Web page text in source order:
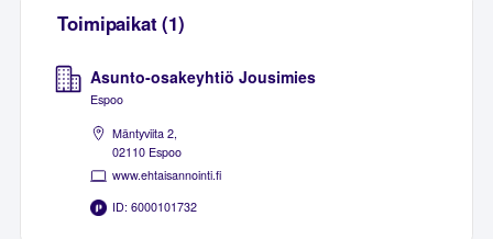
Toimipaikat (1)
Asunto-osakeyhtiö Jousimies
Espoo
Mäntyviita 2,
02110 Espoo
www.ehtaisannointi.fi
ID: 6000101732